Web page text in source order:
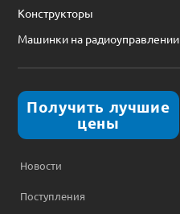
Конструкторы
Машинки на радиоуправлении
Получить лучшие
цены
Новости
Поступления